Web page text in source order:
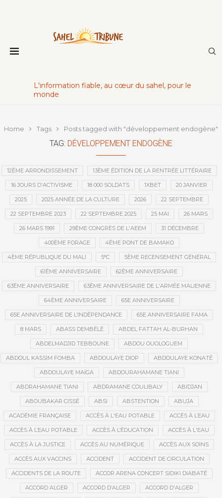
L'information fiable, au cœur du sahel, pour le
monde
Home Tags Posts tagged with "développement endogène"
TAG: DÉVELOPPEMENT ENDOGÈNE
12ÈME ARRONDISSEMENT 13ÈME ÉDITION DE LA RENTRÉE LITTÉRAIRE
16 JOURS D'ACTIVISME 18 000 SOLDATS 1XBET 20 JANVIER
2025 2025 ANNÉE DE LA CULTURE 2026 22 SEPTEMBRE
22 SEPTEMBRE 2023 22 SEPTEMBRE 2025 25 MAI 26 MARS
26 MARS 1991 29ÈME CONGRÈS DE L'AEEM 31 DÉCEMBRE
400ÈME FORAGE 4ÈME PONT DE BAMAKO
4ÈME RÉPUBLIQUE DU MALI 5°C 5ÈME RECENSEMENT GÉNÉRAL
61ÈME ANNIVERSAIRE 62ÈME ANNIVERSAIRE
63ÈME ANNIVERSAIRE 63ÈME ANNIVERSAIRE DE L'ARMÉE MALIENNE
64ÈME ANNIVERSAIRE 65E ANNIVERSAIRE
65E ANNIVERSAIRE DE L’INDÉPENDANCE 65E ANNIVERSAIRE FAMA
8 MARS ABASS DEMBÉLÉ ABDEL FATTAH AL-BURHAN
ABDELMADJID TEBBOUNE ABDOU OUOLOGUEM
ABDOUL KASSIM FOMBA ABDOULAYE DIOP ABDOULAYE KONATÉ
ABDOULAYE MAÏGA ABDOURAHAMANE TIANI
ABDRAHAMANE TIANI ABDRAMANE COULIBALY ABIDJAN
ABOUBAKAR CISSÉ ABSI ABSTENTION ABUJA
ACADÉMIE FRANÇAISE ACCÈS À L'EAU POTABLE ACCÈS À L’EAU
ACCÈS À L’EAU POTABLE ACCÈS À L’ÉDUCATION ACCÈS À L'EAU
ACCÈS À LA JUSTICE ACCÈS AU NUMÉRIQUE ACCÈS AUX SOINS
ACCÈS AUX VACCINS ACCIDENT ACCIDENT DE CIRCULATION
ACCIDENTS DE LA ROUTE ACCOR ARENA CONCERT SIDIKI DIABATÉ
ACCORD ALGER ACCORD D’ALGER ACCORD D'ALGER